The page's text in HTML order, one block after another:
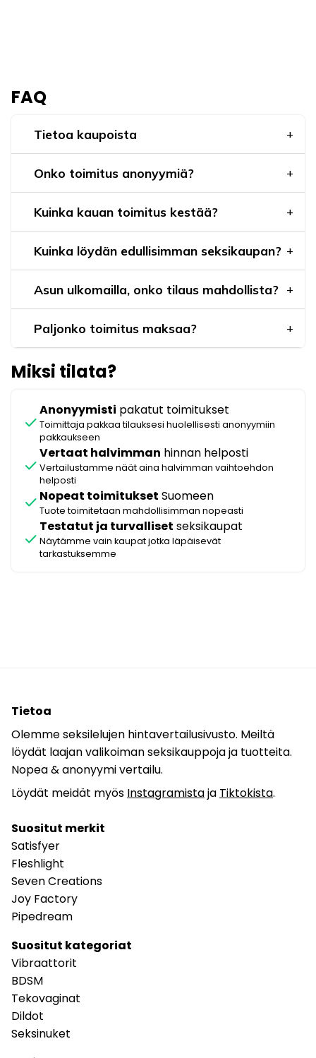
FAQ
Tietoa kaupoista
Onko toimitus anonyymiä?
Kuinka kauan toimitus kestää?
Kuinka löydän edullisimman seksikaupan?
Asun ulkomailla, onko tilaus mahdollista?
Paljonko toimitus maksaa?
Miksi tilata?
check
Anonyymisti pakatut toimitukset
Toimittaja pakkaa tilauksesi huolellisesti anonyymiin
pakkaukseen
check
Vertaat halvimman hinnan helposti
Vertailustamme näät aina halvimman vaihtoehdon
helposti
check Nopeat toimitukset Suomeen
Tuote toimitetaan mahdollisimman nopeasti
check
Testatut ja turvalliset seksikaupat
Näytämme vain kaupat jotka läpäisevät
tarkastuksemme
Tietoa
Olemme seksilelujen hintavertailusivusto. Meiltä
löydät laajan valikoiman seksikauppoja ja tuotteita.
Nopea & anonyymi vertailu.
Löydät meidät myös Instagramistaja Tiktokista.
Suositut merkit
Satisfyer
Fleshlight
Seven Creations
Joy Factory
Pipedream
Suositut kategoriat
Vibraattorit
BDSM
Tekovaginat
Dildot
Seksinuket